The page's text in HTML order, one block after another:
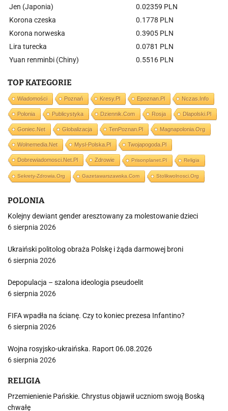
Jen (Japonia)
0.02359 PLN
Korona czeska
0.1778 PLN
Korona norweska
0.3905 PLN
Lira turecka
0.0781 PLN
Yuan renminbi (Chiny)
0.5516 PLN
TOP KATEGORIE
Wiadomości Poznań Kresy.pl Epoznan.pl Nczas.info
Polonia Publicystyka Dziennik.com Rosja Dlapolski.pl
Goniec.net Globalizacja TenPoznan.pl Magnapolonia.org
Wolnemedia.net Mysl-Polska.pl Twojapogoda.pl
Dobrewiadomosci.net.pl Zdrowie Prisonplanet.pl Religia
Sekrety-Zdrowia.org Gazetawarszawska.com Stolikwolnosci.org
POLONIA
Kolejny dewiant gender aresztowany za molestowanie dzieci
6 sierpnia 2026
Ukraiński politolog obraża Polskę i żąda darmowej broni
6 sierpnia 2026
Depopulacja – szalona ideologia pseudoelit
6 sierpnia 2026
FIFA wpadła na ścianę. Czy to koniec prezesa Infantino?
6 sierpnia 2026
Wojna rosyjsko-ukraińska. Raport 06.08.2026
6 sierpnia 2026
RELIGIA
Przemienienie Pańskie. Chrystus objawił uczniom swoją Boską
chwałę